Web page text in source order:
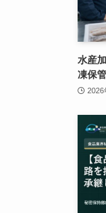
水産
凍保
2026